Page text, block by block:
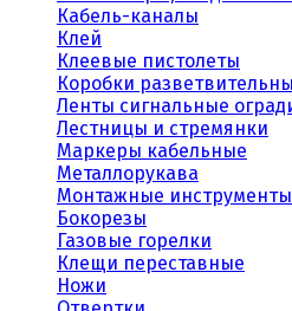
Кабель-каналы
Клей
Клеевые пистолеты
Коробки
Ленты сигнальные
Лестницы и стремянки
Маркеры кабельные
Металлорукава
Монтажные инструменты
Бокорезы
Газовые горелки
Клещи переставные
Ножи